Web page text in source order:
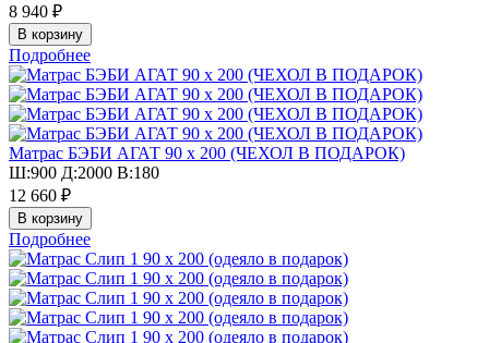
8 940 ₽
Подробнее
Матрас БЭБИ АГАТ 90 х 200 (ЧЕХОЛ В ПОДАРОК)
Ш:900 Д:2000 В:180
12 660 ₽
Подробнее